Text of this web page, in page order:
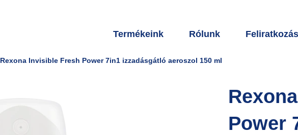
Termékeink Rólunk Feliratkozás
Rexona Invisible Fresh Power 7in1 izzadásgátló aeroszol 150 ml
Power